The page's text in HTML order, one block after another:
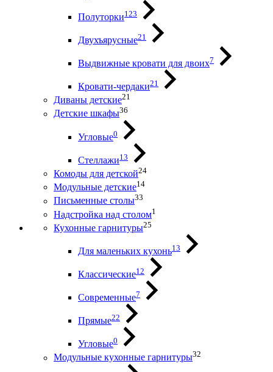
Полуторки123
Двухъярусные21
Выдвижные кровати для двоих7
Кровати-чердаки21
Диваны детские21
Детские шкафы36
Угловые0
Стеллажи13
Комоды для детской24
Модульные детские14
Письменные столы33
Надстройка над столом1
Кухонные гарнитуры25
Для маленьких кухонь13
Классические12
Современные7
Прямые22
Угловые0
Модульные кухонные гарнитуры32